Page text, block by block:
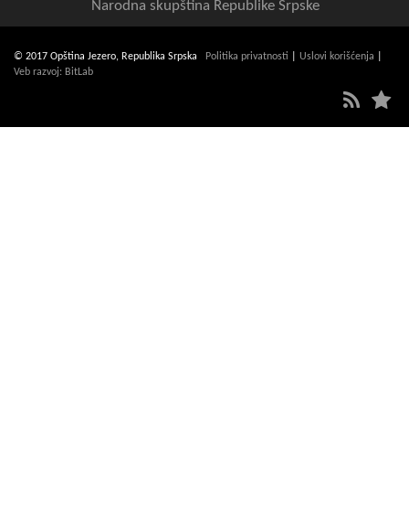
Narodna skupština Republike Srpske
© 2017 Opština Jezero, Republika Srpska Politika privatnosti Uslovi korišćenja
Veb razvoj: BitLab